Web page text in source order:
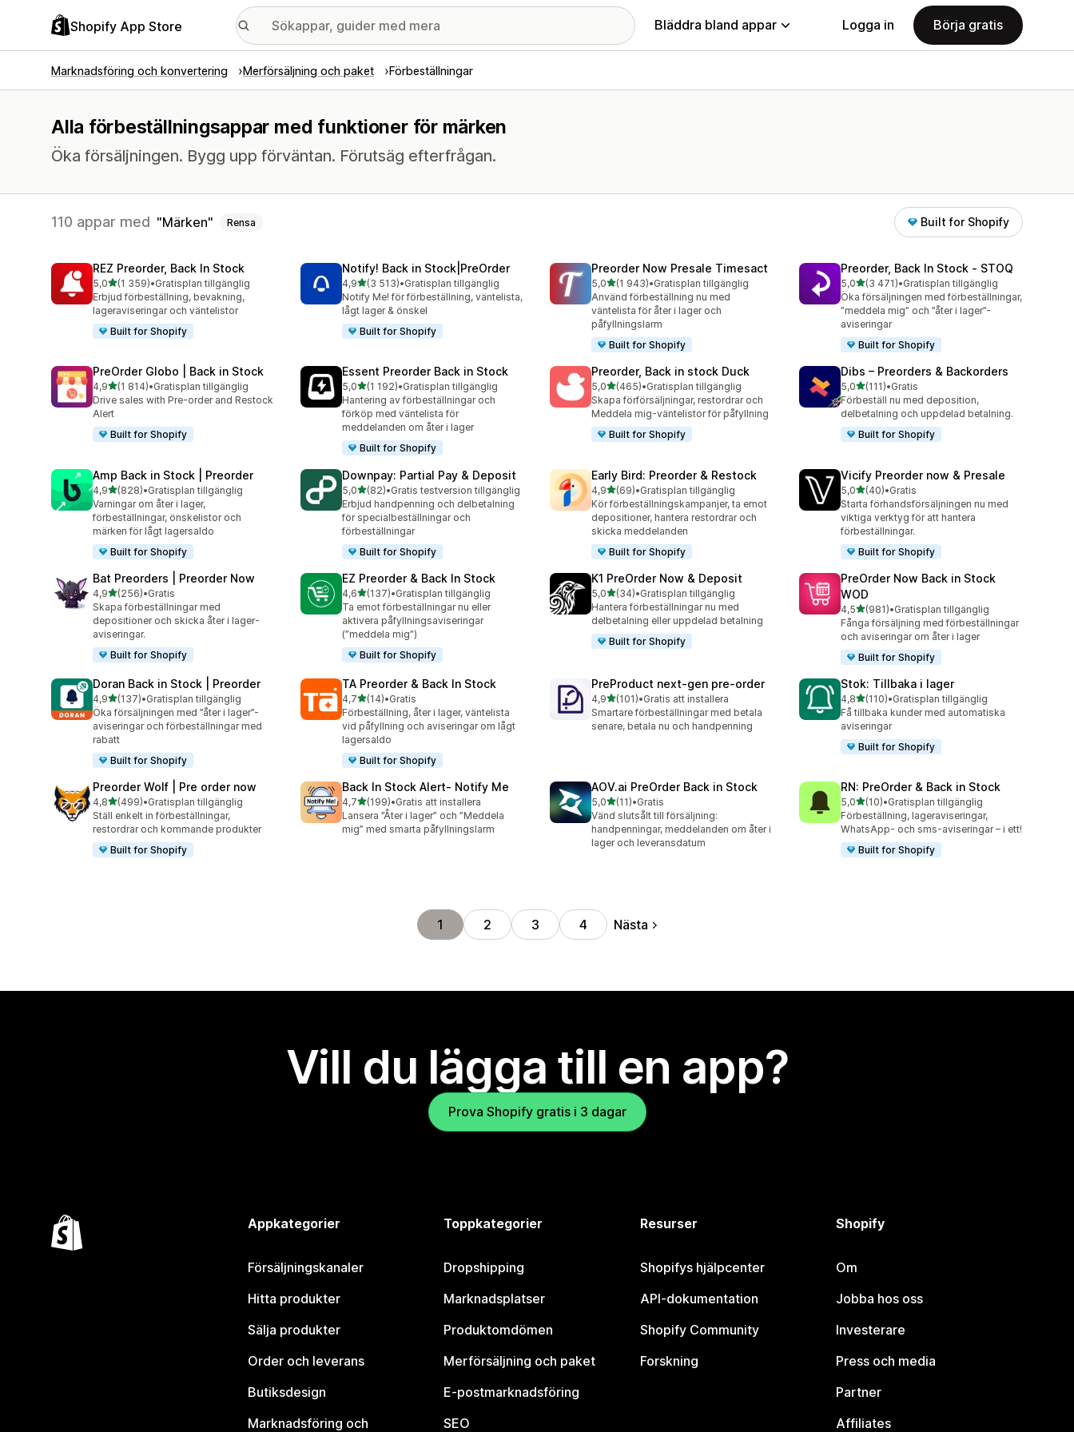
Shopify App Store Bläddra bland appar Logga in Börja gratis
Marknadsföring och konvertering Merförsäljning och paket Förbeställningar
Alla förbeställningsappar med funktioner för märken
Öka försäljningen. Bygg upp förväntan. Förutsäg efterfrågan.
110 appar med Märken Rensa Built for Shopify
REZ Preorder, Back In Stock
5,0av 5 stjärnor
(1 359)
1359 recensioner totalt
•Gratisplan tillgänglig
Erbjud förbeställning, bevakning,
lageraviseringar och väntelistor
Built for Shopify
Notify! Back in Stock|PreOrder
4,9av 5 stjärnor
(3 513)
3513 recensioner totalt
•Gratisplan tillgänglig
Notify Me! för förbeställning, väntelista,
lågt lager & önskel
Built for Shopify
Preorder Now Presale Timesact
5,0av 5 stjärnor
(1 943)
1943 recensioner totalt
•Gratisplan tillgänglig
Använd förbeställning nu med
väntelista för åter i lager och
påfyllningslarm
Built for Shopify
Preorder, Back In Stock ‑ STOQ
5,0av 5 stjärnor
(3 471)
3471 recensioner totalt
•Gratisplan tillgänglig
Öka försäljningen med förbeställningar,
”meddela mig” och ”åter i lager”-
aviseringar
Built for Shopify
PreOrder Globo | Back in Stock
4,9av 5 stjärnor
(1 814)
1814 recensioner totalt
•Gratisplan tillgänglig
Drive sales with Pre-order and Restock
Alert
Built for Shopify
Essent Preorder Back in Stock
5,0av 5 stjärnor
(1 192)
1192 recensioner totalt
•Gratisplan tillgänglig
Hantering av förbeställningar och
förköp med väntelista för
meddelanden om åter i lager
Built for Shopify
Preorder, Back in stock Duck
5,0av 5 stjärnor
(465)
465 recensioner totalt
•Gratisplan tillgänglig
Skapa förförsäljningar, restordrar och
Meddela mig-väntelistor för påfyllning
Built for Shopify
Dibs – Preorders & Backorders
5,0av 5 stjärnor
(111)
111 recensioner totalt
•Gratis
Förbeställ nu med deposition,
delbetalning och uppdelad betalning.
Built for Shopify
Amp Back in Stock | Preorder
4,9av 5 stjärnor
(828)
828 recensioner totalt
•Gratisplan tillgänglig
Varningar om åter i lager,
förbeställningar, önskelistor och
märken för lågt lagersaldo
Built for Shopify
Downpay: Partial Pay & Deposit
5,0av 5 stjärnor
(82)
82 recensioner totalt
•Gratis testversion tillgänglig
Erbjud handpenning och delbetalning
för specialbeställningar och
förbeställningar
Built for Shopify
Early Bird: Preorder & Restock
4,9av 5 stjärnor
(69)
69 recensioner totalt
•Gratisplan tillgänglig
Kör förbeställningskampanjer, ta emot
depositioner, hantera restordrar och
skicka meddelanden
Built for Shopify
Vicify Preorder now & Presale
5,0av 5 stjärnor
(40)
40 recensioner totalt
•Gratis
Starta förhandsförsäljningen nu med
viktiga verktyg för att hantera
förbeställningar.
Built for Shopify
Bat Preorders | Preorder Now
4,9av 5 stjärnor
(256)
256 recensioner totalt
•Gratis
Skapa förbeställningar med
depositioner och skicka åter i lager-
aviseringar.
Built for Shopify
EZ Preorder & Back In Stock
4,6av 5 stjärnor
(137)
137 recensioner totalt
•Gratisplan tillgänglig
Ta emot förbeställningar nu eller
aktivera påfyllningsaviseringar
(”meddela mig”)
Built for Shopify
K1 PreOrder Now & Deposit
5,0av 5 stjärnor
(34)
34 recensioner totalt
•Gratisplan tillgänglig
Hantera förbeställningar nu med
delbetalning eller uppdelad betalning
Built for Shopify
PreOrder Now Back in Stock
WOD
4,5av 5 stjärnor
(981)
981 recensioner totalt
•Gratisplan tillgänglig
Fånga försäljning med förbeställningar
och aviseringar om åter i lager
Built for Shopify
Doran Back in Stock | Preorder
4,9av 5 stjärnor
(137)
137 recensioner totalt
•Gratisplan tillgänglig
Öka försäljningen med ”åter i lager”-
aviseringar och förbeställningar med
rabatt
Built for Shopify
TA Preorder & Back In Stock
4,7av 5 stjärnor
(14)
14 recensioner totalt
•Gratis
Förbeställning, åter i lager, väntelista
vid påfyllning och aviseringar om lågt
lagersaldo
Built for Shopify
PreProduct next‑gen pre‑order
4,9av 5 stjärnor
(101)
101 recensioner totalt
•Gratis att installera
Smartare förbeställningar med betala
senare, betala nu och handpenning
Stok: Tillbaka i lager
4,8av 5 stjärnor
(110)
110 recensioner totalt
•Gratisplan tillgänglig
Få tillbaka kunder med automatiska
aviseringar
Built for Shopify
Preorder Wolf | Pre order now
4,8av 5 stjärnor
(499)
499 recensioner totalt
•Gratisplan tillgänglig
Ställ enkelt in förbeställningar,
restordrar och kommande produkter
Built for Shopify
Back In Stock Alert‑ Notify Me
4,7av 5 stjärnor
(199)
199 recensioner totalt
•Gratis att installera
Lansera ”Åter i lager” och ”Meddela
mig” med smarta påfyllningslarm
AOV.ai PreOrder Back in Stock
5,0av 5 stjärnor
(11)
11 recensioner totalt
•Gratis
Vänd slutsålt till försäljning:
handpenningar, meddelanden om åter i
lager och leveransdatum
RN: PreOrder & Back in Stock
5,0av 5 stjärnor
(10)
10 recensioner totalt
•Gratisplan tillgänglig
Förbeställning, lageraviseringar,
WhatsApp- och sms-aviseringar – i ett!
Built for Shopify
1 2 3 4 Nästa
Vill du lägga till en app?
Prova Shopify gratis i 3 dagar
Appkategorier
Försäljningskanaler
Hitta produkter
Sälja produkter
Order och leverans
Butiksdesign
Marknadsföring och
Toppkategorier
Dropshipping
Marknadsplatser
Produktomdömen
Merförsäljning och paket
E-postmarknadsföring
SEO
Resurser
Shopifys hjälpcenter
API-dokumentation
Shopify Community
Forskning
Shopify
Om
Jobba hos oss
Investerare
Press och media
Partner
Affiliates